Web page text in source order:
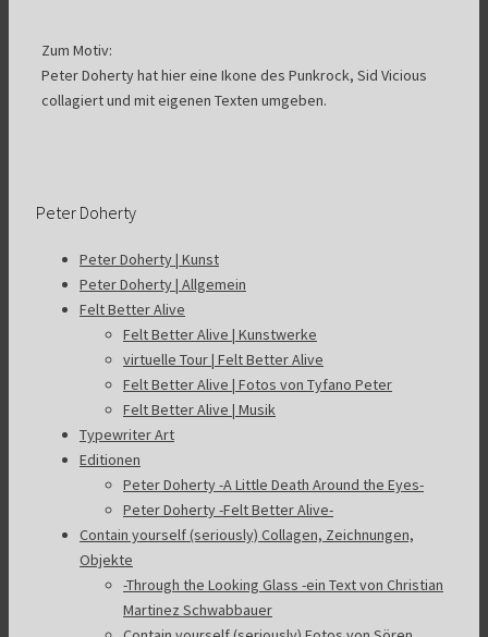
Zum Motiv:
Peter Doherty hat hier eine Ikone des Punkrock, Sid Vicious
collagiert und mit eigenen Texten umgeben.
Peter Doherty
Peter Doherty | Kunst
Peter Doherty | Allgemein
Felt Better Alive
Felt Better Alive | Kunstwerke
virtuelle Tour | Felt Better Alive
Felt Better Alive | Fotos von Tyfano Peter
Felt Better Alive | Musik
Typewriter Art
Editionen
Peter Doherty -A Little Death Around the Eyes-
Peter Doherty -Felt Better Alive-
Contain yourself (seriously) Collagen, Zeichnungen,
Objekte
-Through the Looking Glass -ein Text von Christian
Martinez Schwabbauer